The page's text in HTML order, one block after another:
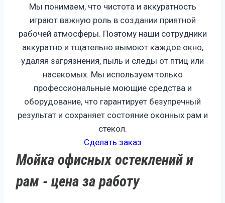
Мы понимаем, что чистота и аккуратность
играют важную роль в создании приятной
рабочей атмосферы. Поэтому наши сотрудники
аккуратно и тщательно вымоют каждое окно,
удаляя загрязнения, пыль и следы от птиц или
насекомых. Мы используем только
профессиональные моющие средства и
оборудование, что гарантирует безупречный
результат и сохраняет состояние оконных рам и
стекол.
Сделать заказ
Мойка офисных остеклений и
рам - цена за работу